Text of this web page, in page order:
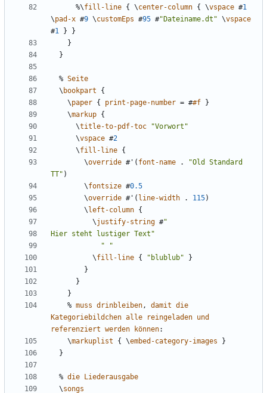
%\fill-line { \center-column { \vspace #1
\pad-x #9 \customEps #95 #"Dateiname.dt" \vspace
#1 }
}
}
}
% Seite
\ bookpart
{
\paper { print-page-number = ##f }
\markup {
\title-to-pdf-toc
"Vorwort"
\vspace #2
\fill-line {
\override #' ( font-name .
"Old Standard
TT" )
\fontsize #0.5
\override #' ( line-width . 115)
\left-column {
\justify-string #
Hier steht lustiger Text"
" "
\fill-line { "blublub"
}
}
}
}
% muss drinbleiben , damit die
Kategoriebildchen alle reingeladen und
referenziert werden können:
\markuplist { \embed-category-images
}
}
% die Liederausgabe
\songs